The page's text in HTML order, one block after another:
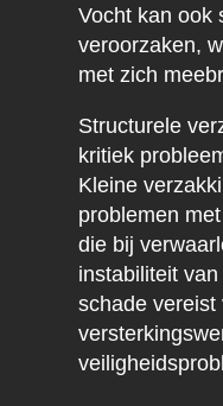
Vocht kan ook
veroorzaken,
met zich
Structurele
kritiek
Kleine
problemen
die bij
instabiliteit
schade vereist